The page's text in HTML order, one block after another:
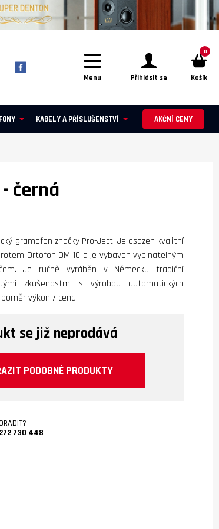
Menu Přihlásit se
0
Košík
KABELY A PŘÍSLUŠENSTVÍ AKČNÍ CENY
- černá
gramofon značky Pro-Ject. Je osazen kvalitní
Ortofon OM 10 a je vybaven vypinatelným
Je ručně vyráběn v Německu tradiční
zkušenostmi s výrobou automatických
výkon / cena.
se již neprodává
PODOBNÉ PRODUKTY
730 448